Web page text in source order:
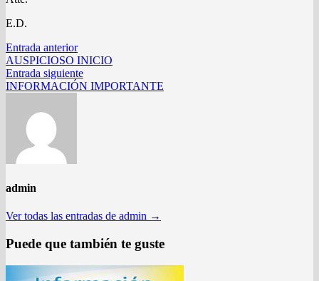
E.D.
Navegación
de
entradas
Entrada anteriorEntrada
anterior:
AUSPICIOSO INICIO
Entrada siguienteEntrada
siguiente:
INFORMACIÓN IMPORTANTE
admin
Ver todas las entradas de admin →
Puede que también te guste